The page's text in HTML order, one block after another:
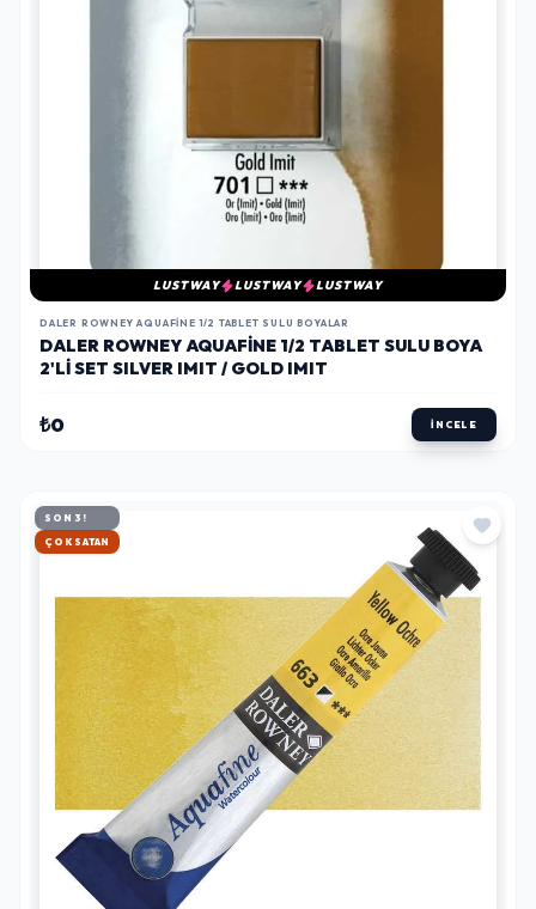
LUSTWAY LUSTWAY LUSTWAY
DALER ROWNEY AQUAFINE 1/2 TABLET SULU BOYALAR
DALER ROWNEY AQUAFINE 1/2 TABLET SULU BOYA
2'LI SET SILVER IMIT / GOLD IMIT
₺0 İNCELE
SON 3!
HIZLI KARGO